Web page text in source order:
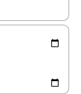
les flèches vers le